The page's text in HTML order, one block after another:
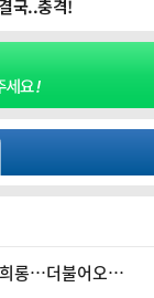
롱…더불어오만